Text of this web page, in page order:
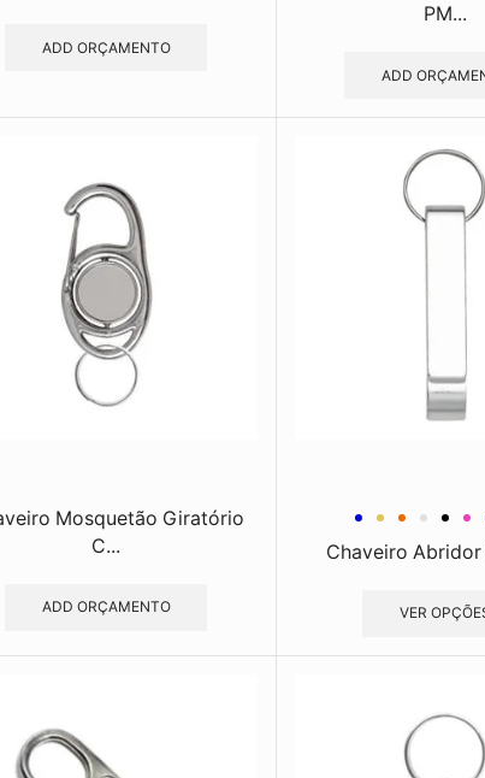
ADD ORÇAMENTO
PM...
ADD
Mosquetão Giratório
C...
ADD ORÇAMENTO
Chaveiro
VER